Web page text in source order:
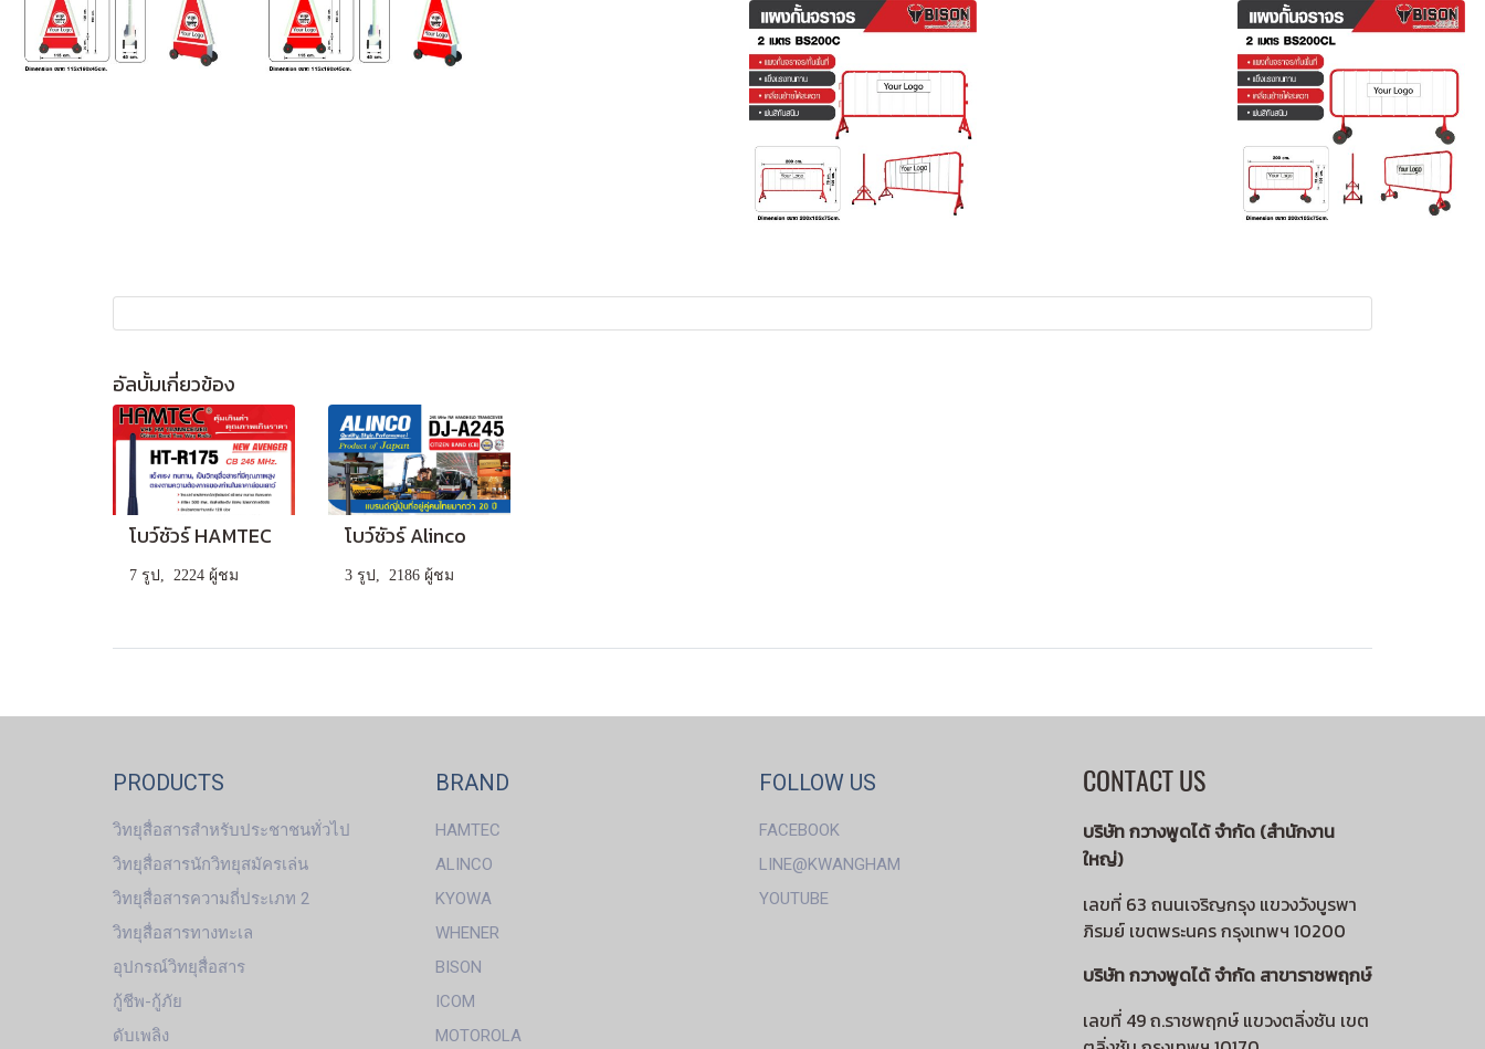
อัลบั้มเกี่ยวข้อง
โบว์ชัวร์ HAMTEC
7 รูป, 2224 ผู้ชม
โบว์ชัวร์ Alinco
3 รูป, 2186 ผู้ชม
PRODUCTS
วิทยุสื่อสารสำหรับประชาชนทั่วไป
วิทยุสื่อสารนักวิทยุสมัครเล่น
วิทยุสื่อสารความถี่ประเภท 2
วิทยุสื่อสารทางทะเล
อุปกรณ์วิทยุสื่อสาร
กู้ชีพ-กู้ภัย
ดับเพลิง
BRAND
HAMTEC
ALINCO
KYOWA
WHENER
BISON
ICOM
MOTOROLA
FOLLOW US
FACEBOOK
LINE@KWANGHAM
YOUTUBE
CONTACT US
บริษัท กวางพูดได้ จำกัด (สำนักงาน
ใหญ่)
เลขที่ 63 ถนนเจริญกรุง แขวงวังบูรพา
ภิรมย์ เขตพระนคร กรุงเทพฯ 10200
บริษัท กวางพูดได้ จำกัด สาขาราชพฤกษ์
เลขที่ 49 ถ.ราชพฤกษ์ แขวงตลิ่งชัน เขต